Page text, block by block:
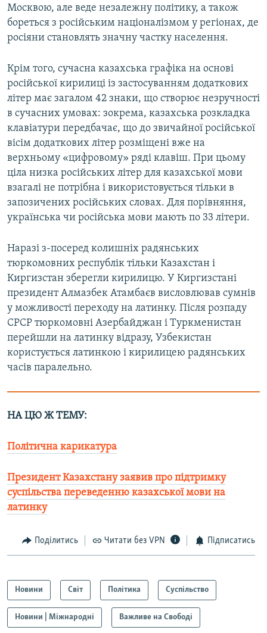
Москвою, але веде незалежну політику, а також
бореться з російським націоналізмом у регіонах, де
росіяни становлять значну частку населення.
Крім того, сучасна казахська графіка на основі
російської кирилиці із застосуванням додаткових
літер має загалом 42 знаки, що створює незручності
в сучасних умовах: зокрема, казахська розкладка
клавіатури передбачає, що до звичайної російської
вісім додаткових літер розміщені вже на
верхньому «цифровому» ряді клавіш. При цьому
ціла низка російських літер для казахської мови
взагалі не потрібна і використовується тільки в
запозичених російських словах. Для порівняння,
українська чи російська мови мають по 33 літери.
Наразі з-посеред колишніх радянських
тюркомовних республік тільки Казахстан і
Киргизстан зберегли кирилицю. У Киргизстані
президент Алмазбек Атамбаєв висловлював сумнів
у можливості переходу на латинку. Після розпаду
СРСР тюркомовні Азербайджан і Туркменистан
перейшли на латинку відразу, Узбекистан
користується латинкою і кирилицею радянських
часів паралельно.
НА ЦЮ Ж ТЕМУ:
Політична карикатура
Президент Казахстану заявив про підтримку
суспільства переведенню казахської мови на
латинку​
Поділитись Читати без VPN Підписатись
Новини Світ Політика Суспільство
Новини | Міжнародні Важливе на Свободі